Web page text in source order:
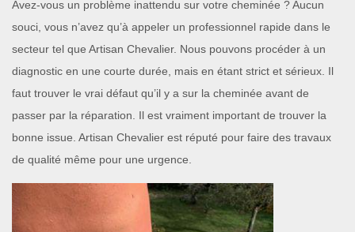
Avez-vous un problème inattendu sur votre cheminée ? Aucun
souci, vous n’avez qu’à appeler un professionnel rapide dans le
secteur tel que Artisan Chevalier. Nous pouvons procéder à un
diagnostic en une courte durée, mais en étant strict et sérieux. Il
faut trouver le vrai défaut qu’il y a sur la cheminée avant de
passer par la réparation. Il est vraiment important de trouver la
bonne issue. Artisan Chevalier est réputé pour faire des travaux
de qualité même pour une urgence.